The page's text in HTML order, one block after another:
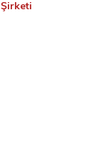
Şirketi